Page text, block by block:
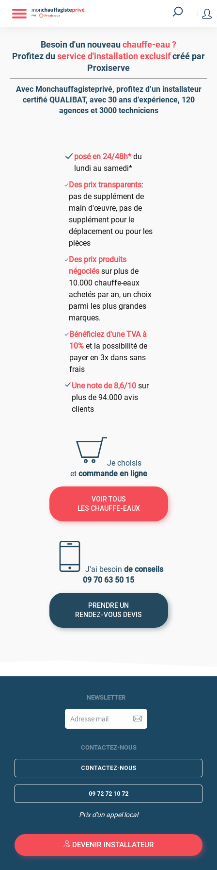
Besoin d'un nouveauchauffe-eau ?
Profitez duservice d'installation exclusifcréé par
Proxiserve
Avec Monchauffagisteprivé, profitez d’un installateur
certifié QUALIBAT, avec 30 ans d’expérience, 120
agences et 3000 techniciens
posé en 24/48h*du
lundi au samedi*
Des prix transparents:
pas de supplément de
main d'œuvre, pas de
supplément pour le
déplacement ou pour les
pièces
Des prix produits
négociés sur plus de
10.000 chauffe-eaux
achetés par an, un choix
parmi les plus grandes
marques.
Bénéficiez d'une TVA à
10% et la possibilité de
payer en 3x dans sans
frais
Une note de 8,6/10 sur
plus de 94.000 avis
clients
Je choisis
et commande en ligne
VOIR TOUS
LES CHAUFFE-EAUX
J'ai besoin de conseils
09 70 63 50 15
PRENDRE UN
RENDEZ-VOUS DEVIS
NEWSLETTER
CONTACTEZ-NOUS
CONTACTEZ-NOUS
09 72 72 10 72
Prix d'un appel local
DEVENIR INSTALLATEUR